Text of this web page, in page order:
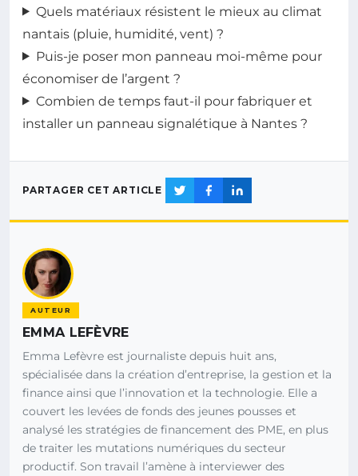
Quels matériaux résistent le mieux au climat
nantais (pluie, humidité, vent) ?
Puis-je poser mon panneau moi-même pour
économiser de l’argent ?
Combien de temps faut-il pour fabriquer et
installer un panneau signalétique à Nantes ?
PARTAGER CET ARTICLE
AUTEUR
EMMA LEFÈVRE
Emma Lefèvre est journaliste depuis huit ans,
spécialisée dans la création d’entreprise, la gestion et la
finance ainsi que l’innovation et la technologie. Elle a
couvert les levées de fonds des jeunes pousses et
analysé les stratégies de financement des PME, en plus
de traiter les mutations numériques du secteur
productif. Son travail l’amène à interviewer des